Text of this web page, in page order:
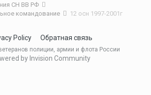
СН ВВ РФ
командование
12 осн 1997-2001г
Policy Обратная связь
полиции, армии и флота России
by Invision Community